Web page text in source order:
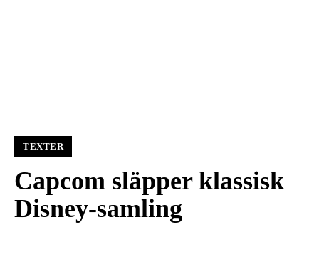
TEXTER
Capcom släpper klassisk
Disney-samling